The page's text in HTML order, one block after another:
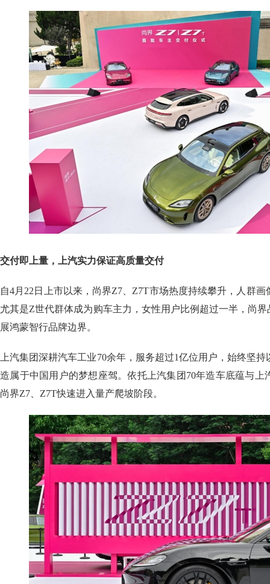
交付即上量，上汽实力保证高质量交付
自4月22日上市以来，尚界Z7、Z7T市场热度持续攀升，人群
尤其是Z世代群体成为购车主力，女性用户比例超过一半，尚
展鸿蒙智行品牌边界。
上汽集团深耕汽车工业70余年，服务超过1亿位用户，始终坚
造属于中国用户的梦想座驾。依托上汽集团70年造车底蕴与上
尚界Z7、Z7T快速进入量产爬坡阶段。